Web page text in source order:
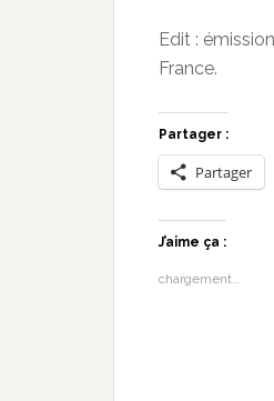
Edit :
France.
Partager :
Partager
J’aime ça :
chargement…